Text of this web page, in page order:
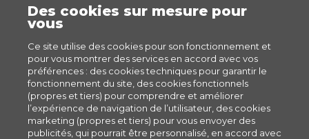
Des cookies sur mesure pour
vous
Ce site utilise des cookies pour son fonctionnement et
pour vous montrer des services en accord avec vos
préférences : des cookies techniques pour garantir le
fonctionnement du site, des cookies fonctionnels
(propres et tiers) pour comprendre et améliorer
l’expérience de navigation de l’utilisateur, des cookies
marketing (propres et tiers) pour vous envoyer des
publicités, qui pourrait être personnalisé, en accord avec